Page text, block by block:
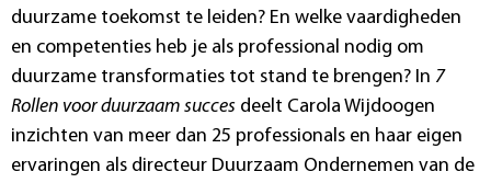
duurzame toekomst te leiden? En welke vaardigheden
en competenties heb je als professional nodig om
duurzame transformaties tot stand te brengen? In 7
Rollen voor duurzaam succes deelt Carola Wijdoogen
inzichten van meer dan 25 professionals en haar eigen
ervaringen als directeur Duurzaam Ondernemen van de